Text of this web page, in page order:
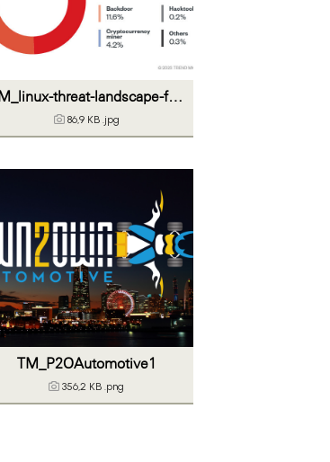
TM_linux-threat-landscape-figure01
86,9 KB .jpg
TM_P2OAutomotive1
356,2 KB .png